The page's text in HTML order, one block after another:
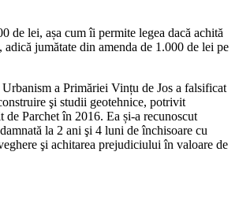
de lei, așa cum îi permite legea dacă achită
jumătate din amenda de 1.000 de lei pe
a Primăriei Vințu de Jos a falsificat
şi studii geotehnice, potrivit
Parchet în 2016. Ea și-a recunoscut
la 2 ani şi 4 luni de închisoare cu
şi achitarea prejudiciului în valoare de